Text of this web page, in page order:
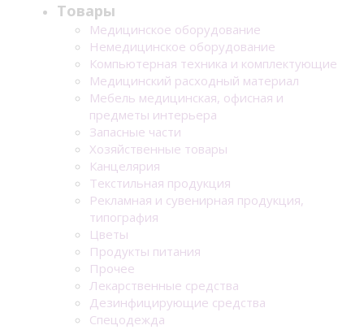
Товары
Медицинское оборудование
Немедицинское оборудование
Компьютерная техника и комплектующие
Медицинский расходный материал
Мебель медицинская, офисная и
предметы интерьера
Запасные части
Хозяйственные товары
Канцелярия
Текстильная продукция
Рекламная и сувенирная продукция,
типография
Цветы
Продукты питания
Прочее
Лекарственные средства
Дезинфицирующие средства
Спецодежда